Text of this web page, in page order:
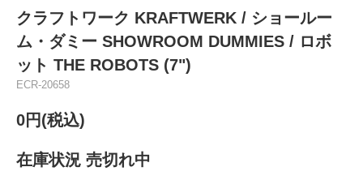
クラフトワーク KRAFTWERK / ショールー
ム・ダミー SHOWROOM DUMMIES / ロボ
ット THE ROBOTS (7")
ECR-20658
0円(税込)
在庫状況 売切れ中